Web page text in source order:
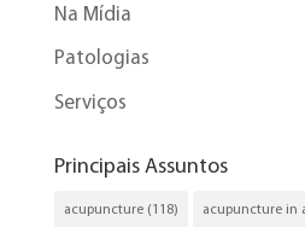
Na Mídia
Patologias
Serviços
Principais Assuntos
acupuncture(118) acupuncture in